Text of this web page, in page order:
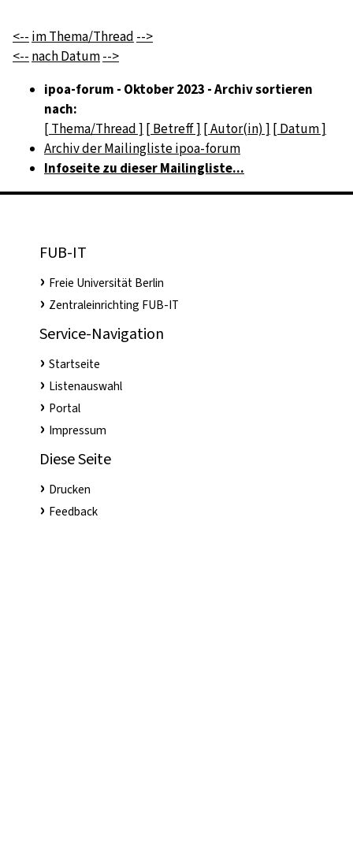
<-- im Thema/Thread -->
<-- nach Datum-->
ipoa-forum - Oktober 2023 - Archiv sortieren
nach:
[ Thema/Thread ] [ Betreff ] [ Autor(in) ] [ Datum ]
Archiv der Mailingliste ipoa-forum
Infoseite zu dieser Mailingliste...
FUB-IT
Freie Universität Berlin
Zentraleinrichting FUB-IT
Service-Navigation
Startseite
Listenauswahl
Portal
Impressum
Diese Seite
Drucken
Feedback